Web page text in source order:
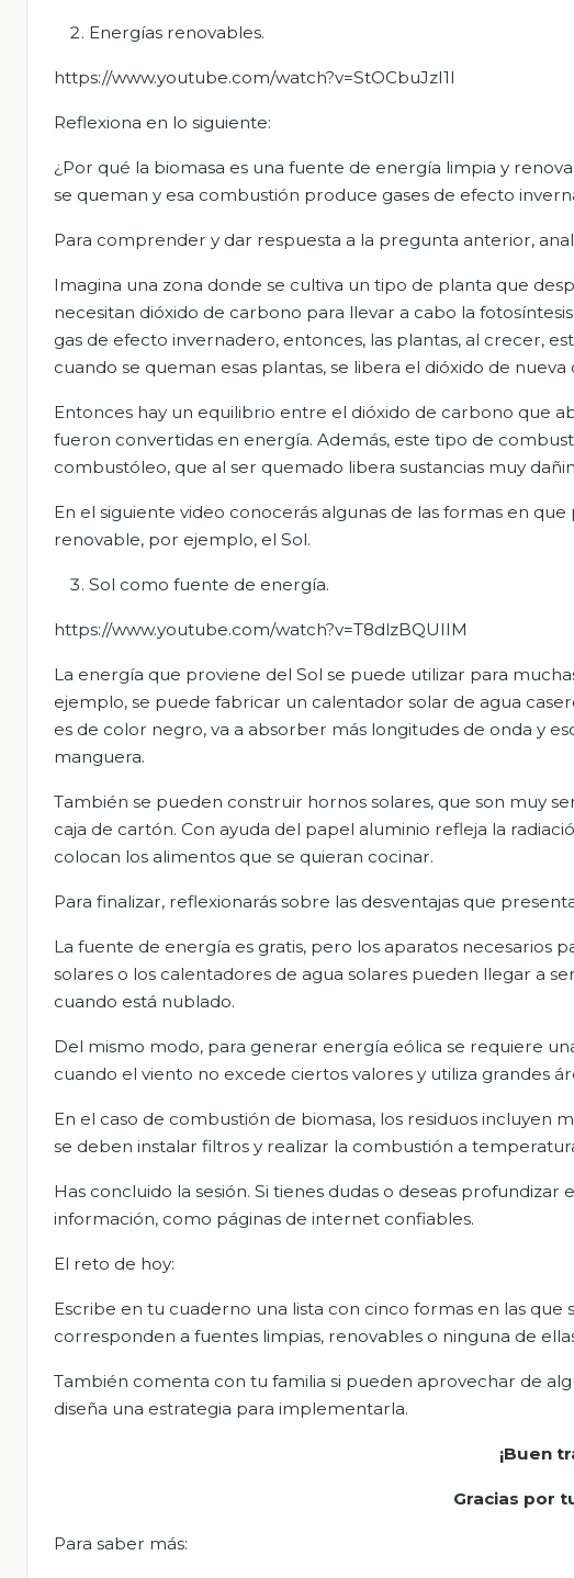
Energías renovables.
https://www.youtube.com/watch?v=StOCbuJzI1I
Reflexiona en lo siguiente:
¿Por qué la biomasa es una fuente de energía limpia y
se queman y esa combustión produce gases de efecto
Para comprender y dar respuesta a la pregunta anterior,
Imagina una zona donde se cultiva un tipo de planta que
necesitan dióxido de carbono para llevar a cabo la
gas de efecto invernadero, entonces, las plantas, al crecer,
cuando se queman esas plantas, se libera el dióxido de
Entonces hay un equilibrio entre el dióxido de carbono que
fueron convertidas en energía. Además, este tipo de
combustóleo, que al ser quemado libera sustancias muy
En el siguiente video conocerás algunas de las formas en
renovable, por ejemplo, el Sol.
Sol como fuente de energía.
https://www.youtube.com/watch?v=T8dlzBQUIIM
La energía que proviene del Sol se puede utilizar para
ejemplo, se puede fabricar un calentador solar de agua
es de color negro, va a absorber más longitudes de onda y
manguera.
También se pueden construir hornos solares, que son muy
caja de cartón. Con ayuda del papel aluminio refleja la
colocan los alimentos que se quieran cocinar.
Para finalizar, reflexionarás sobre las desventajas que
La fuente de energía es gratis, pero los aparatos necesarios
solares o los calentadores de agua solares pueden llegar a
cuando está nublado.
Del mismo modo, para generar energía eólica se requiere
cuando el viento no excede ciertos valores y utiliza grandes
En el caso de combustión de biomasa, los residuos incluyen
se deben instalar filtros y realizar la combustión a
Has concluido la sesión. Si tienes dudas o deseas
información, como páginas de internet confiables.
El reto de hoy:
Escribe en tu cuaderno una lista con cinco formas en las
corresponden a fuentes limpias, renovables o ninguna de
También comenta con tu familia si pueden aprovechar de
diseña una estrategia para implementarla.
¡Buen
Gracias por
Para saber más: